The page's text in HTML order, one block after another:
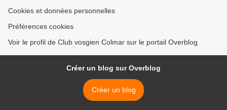
Cookies et données personnelles
Préférences cookies
Voir le profil de Club vosgien Colmar sur le portail Overblog
Créer un blog sur Overblog
Créer un blog